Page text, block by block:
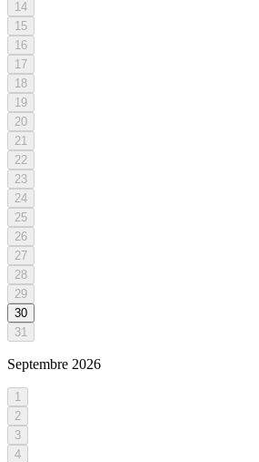
14
15
16
17
18
19
20
21
22
23
24
25
26
27
28
29
30
31
Septembre 2026
1
2
3
4